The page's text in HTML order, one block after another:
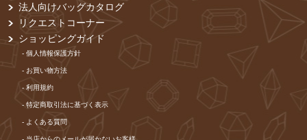
法人向けバッグカタログ
リクエストコーナー
ショッピングガイド
- 個⼈情報保護⽅針
- お買い物⽅法
- 利⽤規約
- 特定商取引法に基づく表⽰
- よくある質問